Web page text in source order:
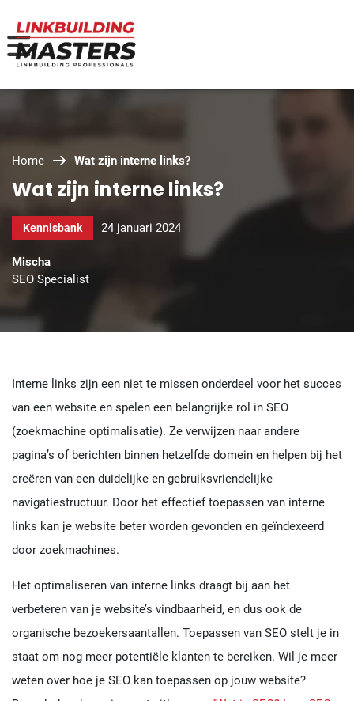
Home Wat zijn interne links?
Wat zijn interne links?
Kennisbank 24 januari 2024
Mischa
SEO Specialist
Interne links zijn een niet te missen onderdeel voor het succes
van een website en spelen een belangrijke rol in SEO
(zoekmachine optimalisatie). Ze verwijzen naar andere
pagina’s of berichten binnen hetzelfde domein en helpen bij het
creëren van een duidelijke en gebruiksvriendelijke
navigatiestructuur. Door het effectief toepassen van interne
links kan je website beter worden gevonden en geïndexeerd
door zoekmachines.
Het optimaliseren van interne links draagt bij aan het
verbeteren van je website’s vindbaarheid, en dus ook de
organische bezoekersaantallen. Toepassen van SEO stelt je in
staat om nog meer potentiële klanten te bereiken. Wil je meer
weten over hoe je SEO kan toepassen op jouw website?